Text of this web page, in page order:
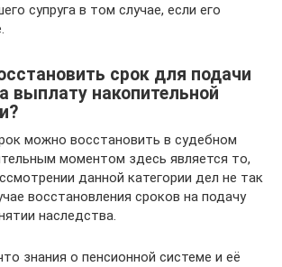
супруга в том случае, если его
срок для подачи
выплату накопительной
можно восстановить в судебном
моментом здесь является то,
данной категории дел не так
восстановления сроков на подачу
наследства.
знания о пенсионной системе и её